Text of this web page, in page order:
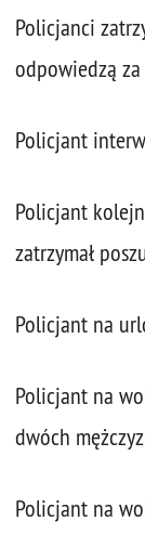
Policjanci
odpowiedzą
Policjant
Policjant
zatrzymał
Policjant na
Policjant na
dwóch
Policjant na